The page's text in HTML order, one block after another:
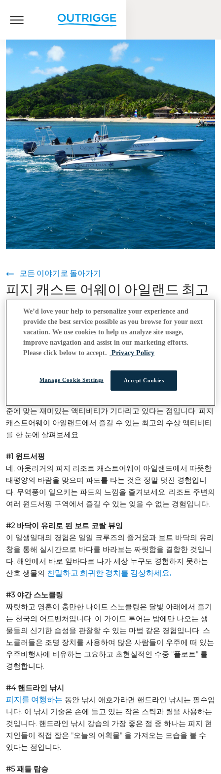
모든 이야기로 돌아가기
피지 캐스트 어웨이 아일랜드 최고
의 수상 액티비티
2021년 3월 16일
준에 맞는 재미있는 액티비티가 기다리고 있다는 점입니다. 피지
캐스트어웨이 아일랜드에서 즐길 수 있는 최고의 수상 액티비티
를 한 눈에 살펴보세요.
#1 윈드서핑
네, 아웃리거의 피지 리조트 캐스트어웨이 아일랜드에서 따뜻한
태평양의 바람을 맞으며 파도를 타는 것은 정말 멋진 경험입니
다. 무역풍이 일으키는 파도의 느낌을 즐겨보세요. 리조트 주변의
여러 윈드서핑 구역에서 즐길 수 있는 잊을 수 없는 경험입니다.
#2 바닥이 유리로 된 보트 코랄 뷰잉
이 일생일대의 경험은 일일 크루즈의 즐거움과 보트 바닥의 유리
창을 통해 실시간으로 바다를 바라보는 짜릿함을 결합한 것입니
다. 해안에서 바로 앞바다로 나가 세상 누구도 경험하지 못하는
산호 생물의 친밀하고 희귀한 경치를 감상하세요.
#3 야간 스노클링
짜릿하고 영혼이 충만한 나이트 스노클링은 달빛 아래에서 즐기
는 천국의 어드벤처입니다. 이 가이드 투어는 밤에만 나오는 생
물들의 신기한 습성을 관찰할 수 있는 마법 같은 경험입니다. 스
노클러들은 조명 장치를 사용하여 많은 사람들이 우주에 떠 있는
우주비행사에 비유하는 고요하고 초현실적인 수중 "플로트" 를
경험합니다.
#4 핸드라인 낚시
피지를 여행하는 동안 낚시 애호가라면 핸드라인 낚시는 필수입
니다. 이 낚시 기술은 손에 들고 있는 작은 스틱과 릴을 사용하는
것입니다. 핸드라인 낚시 강습의 가장 좋은 점 중 하나는 피지 현
지인들이 직접 잡은 "오늘의 어획물" 을 가져오는 모습을 볼 수
있다는 점입니다.
#5 패들 탑승
We’d love your help to personalize your experience and
provide the best service possible as you browse for your next
vacation. We use cookies to help us analyze site usage,
improve navigation and assist in our marketing efforts.
Please click below to accept.
Privacy Policy
Accept Cookies
Manage Cookie Settings